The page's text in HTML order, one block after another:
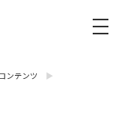
ンテンツ